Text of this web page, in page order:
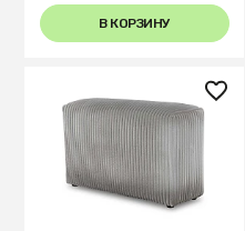
В КОРЗИНУ